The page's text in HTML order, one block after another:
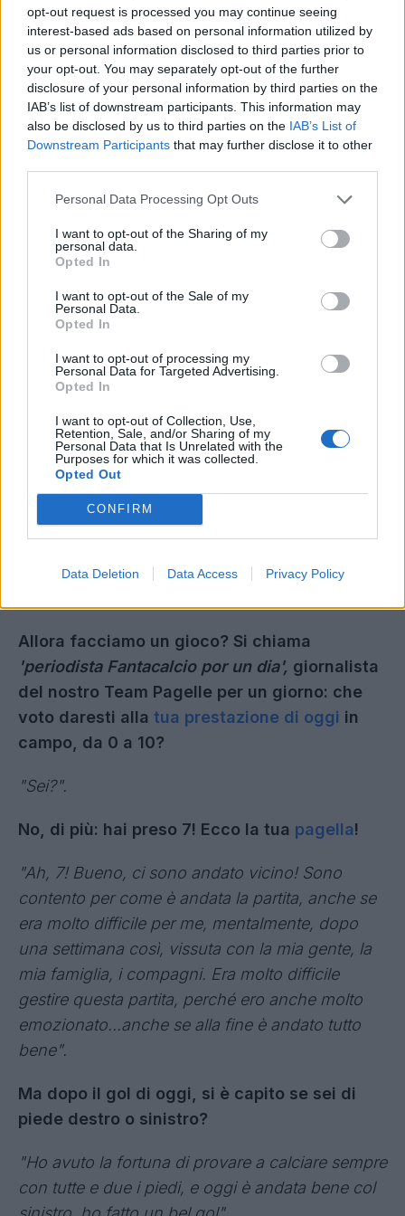
opt-out request is processed you may continue seeing
interest-based ads based on personal information utilized by
us or personal information disclosed to third parties prior to
your opt-out. You may separately opt-out of the further
disclosure of your personal information by third parties on the
IAB’s list of downstream participants. This information may
also be disclosed by us to third parties on the IAB’s List of
Downstream Participants that may further disclose it to other
Personal Data Processing Opt Outs
I want to opt-out of the Sharing of my
personal data.
Opted In
I want to opt-out of the Sale of my
Personal Data.
Opted In
I want to opt-out of processing my
Personal Data for Targeted Advertising.
Opted In
I want to opt-out of Collection, Use,
Retention, Sale, and/or Sharing of my
Personal Data that Is Unrelated with the
Purposes for which it was collected.
Opted Out
CONFIRM
Data Deletion Data Access Privacy Policy
Se potessi parlare al te stesso bambino, al
"chico de Tenerife", oggi che gli diresti dopo
un viaggio così lungo, di oltre 30 anni?
"Non lo so- sorride, n.d.r. -perché ho vissuto
così tanti momenti e così tante esperienze che
fatto un bellissimo viaggio, sin dal primo
momento, quando ho iniziato. Ho sempre
vissuto questo sport non come un lavoro, ma
i valori di questo sport: lavoro e umiltà. Forse per
questo ho avuto la fortuna di fare una carriera
così bella, sino a oggi. L'importante è sfruttare
ogni momento, perché il tempo passa, passa
Tanto".
Conosci Fantacalcio? Ti scrivono in direct?
"Certo che lo conosco! Quando mi scrivono mi
, come sempre, lo chiedono a tutti! Ci servono i
Allora facciamo un gioco? Si chiama
'periodista Fantacalcio por un dia', giornalista
del nostro Team Pagelle per un giorno: che
voto daresti alla tua prestazione di oggi in
campo, da 0 a 10?
"Sei?".
No, di più: hai preso 7! Ecco la tua pagella!
"Ah, 7! Bueno, ci sono andato vicino! Sono
contento per come è andata la partita, anche se
era molto difficile per me, mentalmente, dopo
una settimana così, vissuta con la mia gente, la
mia famiglia, i compagni. Era molto difficile
gestire questa partita, perché ero anche molto
emozionato...anche se alla fine è andato tutto
bene".
Ma dopo il gol di oggi, si è capito se sei di
piede destro o sinistro?
"Ho avuto la fortuna di provare a calciare sempre
con tutte e due i piedi, e oggi è andata bene col